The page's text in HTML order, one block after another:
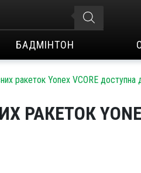
БАДМІНТОН
ракеток Yonex VCORE
РАКЕТОК